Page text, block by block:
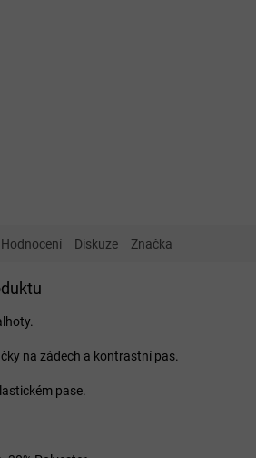
Hodnocení Diskuze Značka
na zádech a kontrastní pas.
pase.